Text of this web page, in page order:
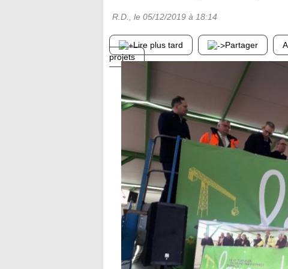
R.D. , le 05/12/2019 à 18:14
Lire plus tard Partager
projets